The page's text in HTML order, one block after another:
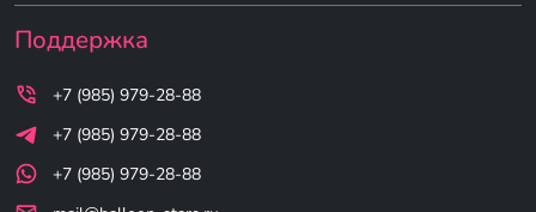
Поддержка
+7 (985) 979-28-88
+7 (985) 979-28-88
+7 (985) 979-28-88